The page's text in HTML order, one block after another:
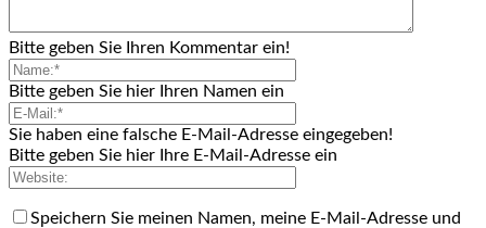
Bitte geben Sie Ihren Kommentar ein!
Bitte geben Sie hier Ihren Namen ein
Sie haben eine falsche E-Mail-Adresse eingegeben!
Bitte geben Sie hier Ihre E-Mail-Adresse ein
Speichern Sie meinen Namen, meine E-Mail-Adresse und